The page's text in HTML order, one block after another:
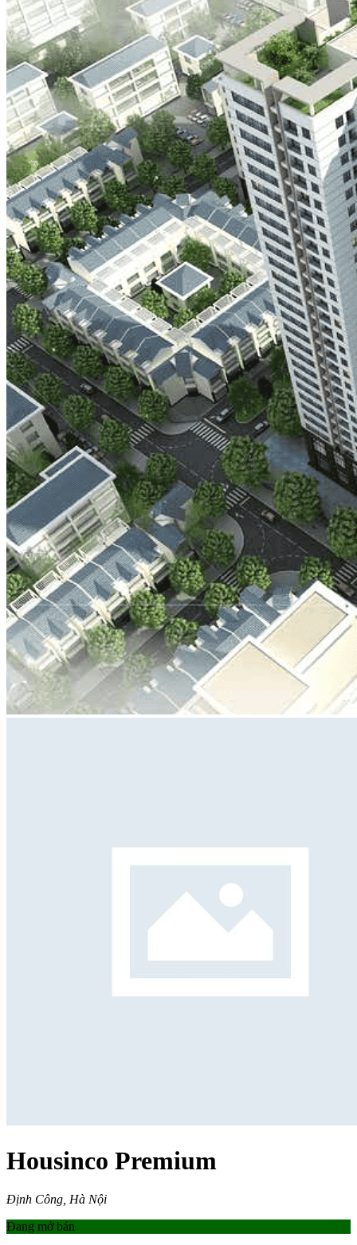
Housinco Premium
Định Công, Hà Nội
Đang mở bán